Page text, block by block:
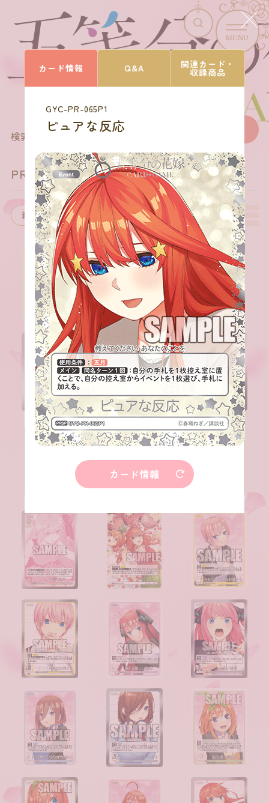
MENU
CARD LIST
カードを探す
検索結果 205 件
PRカード
カード情報 Q&A 関連カード・
収録商品
GYC-PR-065P1
ピュアな反応
カード情報